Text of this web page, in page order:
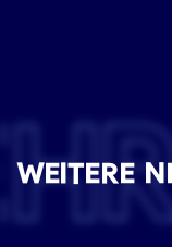
WEITERE